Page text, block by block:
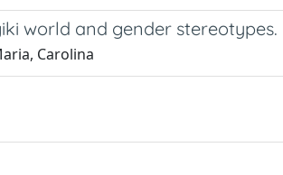
world and gender stereotypes.
Carolina